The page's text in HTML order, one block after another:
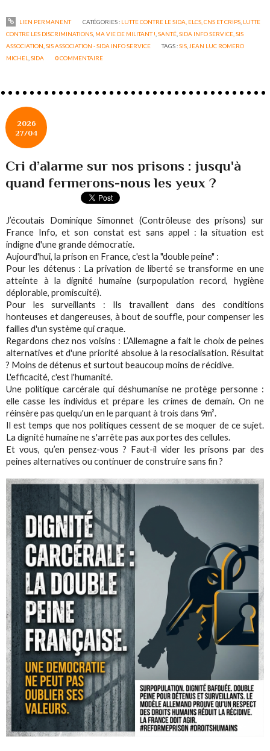
LIEN PERMANENT CATÉGORIES : LUTTE CONTRE LE SIDA, ELCS, CNS ET CRIPS, LUTTE
CONTRE LES DISCRIMINATIONS MA VIE DE MILITANT ! ,SANTÉ ,SIDA INFO SERVICE, SIS
ASSOCIATION ,SIS ASSOCIATION - SIDA INFO SERVICE TAGS :SIS JEAN LUC ROMERO
MICHEL ,SIDA 0COMMENTAIRE
2026
27/04
Cri d’alarme sur nos prisons : jusqu'à
quand fermerons-nous les yeux ?
J’écoutais Dominique Simonnet (Contrôleuse des prisons) sur
France Info, et son constat est sans appel : la situation est
indigne d'une grande démocratie.
Aujourd'hui, la prison en France, c'est la "double peine" :
Pour les détenus : La privation de liberté se transforme en une
atteinte à la dignité humaine (surpopulation record, hygiène
déplorable, promiscuité).
Pour les surveillants : Ils travaillent dans des conditions
honteuses et dangereuses, à bout de souffle, pour compenser les
failles d'un système qui craque.
Regardons chez nos voisins : L’Allemagne a fait le choix de peines
alternatives et d'une priorité absolue à la resocialisation. Résultat
? Moins de détenus et surtout beaucoup moins de récidive.
L'efficacité, c'est l'humanité.
Une politique carcérale qui déshumanise ne protège personne :
elle casse les individus et prépare les crimes de demain. On ne
réinsère pas quelqu'un en le parquant à trois dans 9m².
Il est temps que nos politiques cessent de se moquer de ce sujet.
La dignité humaine ne s'arrête pas aux portes des cellules.
Et vous, qu’en pensez-vous ? Faut-il vider les prisons par des
peines alternatives ou continuer de construire sans fin ?